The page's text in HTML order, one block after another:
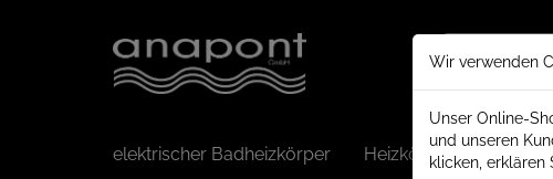
elektrischer Badheizkörper Heizkörper elektrisch
Wir verwenden
Unser Online-
und unseren
klicken, erklären